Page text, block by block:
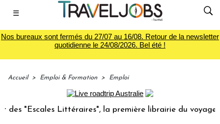
☰
Nos bureaux sont fermés du 27/07 au 16/08. Retour de la newsletter
quotidienne le 24/08/2026. Bel été !
Accueil > Emploi & Formation > Emploi
Littéraires", la première librairie du voyage Le